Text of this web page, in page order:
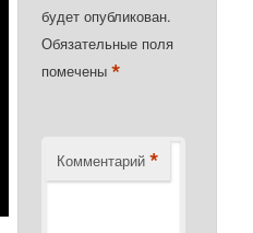
будет опубликован.
Обязательные поля
помечены*
Комментарий *